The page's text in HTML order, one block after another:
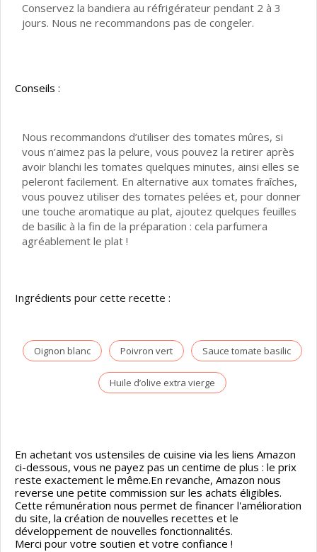
Conservez la bandiera au réfrigérateur pendant 2 à 3
jours. Nous ne recommandons pas de congeler.
Conseils :
Nous recommandons d’utiliser des tomates mûres, si
vous n’aimez pas la pelure, vous pouvez la retirer après
avoir blanchi les tomates quelques minutes, ainsi elles se
peleront facilement. En alternative aux tomates fraîches,
vous pouvez utiliser des tomates pelées et, pour donner
une touche aromatique au plat, ajoutez quelques feuilles
de basilic à la fin de la préparation : cela parfumera
agréablement le plat !
Ingrédients pour cette recette :
Oignon blanc Poivron vert Sauce tomate basilic
Huile d’olive extra vierge
En achetant vos ustensiles de cuisine via les liens Amazon
ci-dessous, vous ne payez pas un centime de plus : le prix
reste exactement le même.En revanche, Amazon nous
reverse une petite commission sur les achats éligibles.
Cette rémunération nous permet de financer l'amélioration
du site, la création de nouvelles recettes et le
développement de nouvelles fonctionnalités.
Merci pour votre soutien et votre confiance !